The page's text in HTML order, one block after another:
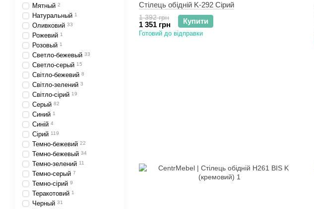
Стілець обідній K-292 Сірий
1 392 грн
1 351 грн Купити
Готовий до відправки
Мятный 2
Натуральный 1
Оливковий 33
Рожевий 1
Розовый 1
Светло-бежевый 33
Светло-серый 15
Світло-бежевий 8
Світло-зелений 3
Світло-сірий 19
Серый 82
Синий 1
Синій 4
Сірий 119
Темно-бежевий 22
Темно-бежевый 34
Темно-зелений 11
Темно-серый 7
Темно-сірий 9
Теракотовий 1
Черный 31